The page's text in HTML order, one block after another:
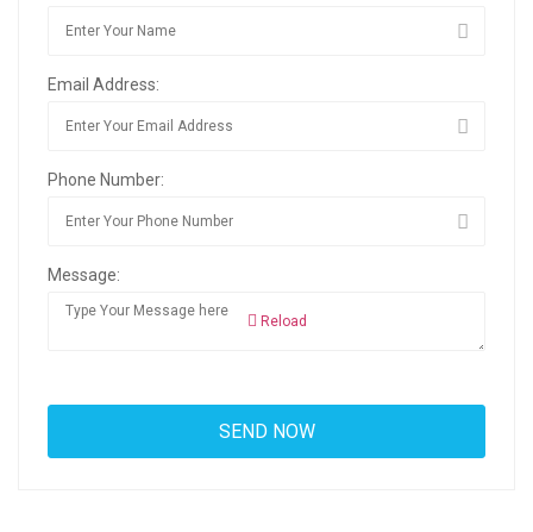
Email Address:
Phone Number:
Message:
Reload